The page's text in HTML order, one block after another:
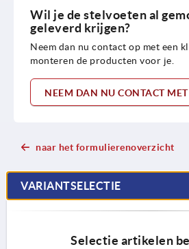
Wil je de stelvoeten al
geleverd krijgen?
Neem dan nu contact op met een
monteren de producten voor je.
NEEM DAN NU CONTACT
naar het formulierenoverzicht
VARIANTSELECTIE
Selectie artikelen